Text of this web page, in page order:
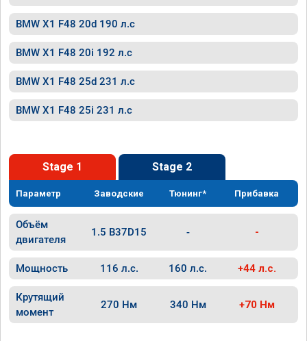
BMW X1 F48 20d 190 л.с
BMW X1 F48 20i 192 л.с
BMW X1 F48 25d 231 л.с
BMW X1 F48 25i 231 л.с
Stage 1 Stage 2
Параметр Заводские Тюнинг* Прибавка
Объём
двигателя
1.5 B37D15 - -
Мощность 116 л.с. 160 л.с. +44 л.с.
Крутящий
момент
270 Нм 340 Нм +70 Нм